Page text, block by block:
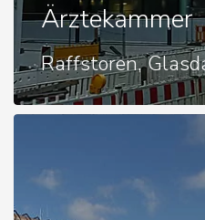
Ärztekammer
Raffstoren,